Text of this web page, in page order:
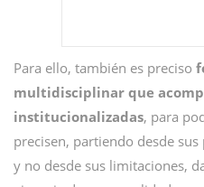
Para ello, también es preciso
multidisciplinar que
institucionalizadas, para
precisen, partiendo desde
y no desde sus limitaciones,